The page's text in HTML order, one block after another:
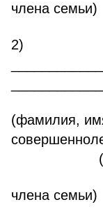
члена семьи)
2)
(фамилия,
члена семьи)